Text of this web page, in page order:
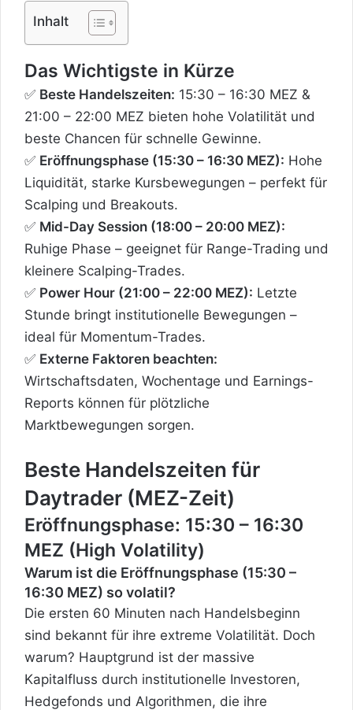
Inhalt
Das Wichtigste in Kürze
✅ Beste Handelszeiten: 15:30 – 16:30 MEZ &
21:00 – 22:00 MEZ bieten hohe Volatilität und
beste Chancen für schnelle Gewinne.
✅ Eröffnungsphase (15:30 – 16:30 MEZ): Hohe
Liquidität, starke Kursbewegungen – perfekt für
Scalping und Breakouts.
✅ Mid-Day Session (18:00 – 20:00 MEZ):
Ruhige Phase – geeignet für Range-Trading und
kleinere Scalping-Trades.
✅ Power Hour (21:00 – 22:00 MEZ): Letzte
Stunde bringt institutionelle Bewegungen –
ideal für Momentum-Trades.
✅ Externe Faktoren beachten:
Wirtschaftsdaten, Wochentage und Earnings-
Reports können für plötzliche
Marktbewegungen sorgen.
Beste Handelszeiten für
Daytrader (MEZ-Zeit)
Eröffnungsphase: 15:30 – 16:30
MEZ (High Volatility)
Warum ist die Eröffnungsphase (15:30 –
16:30 MEZ) so volatil?
Die ersten 60 Minuten nach Handelsbeginn
sind bekannt für ihre extreme Volatilität. Doch
warum? Hauptgrund ist der massive
Kapitalfluss durch institutionelle Investoren,
Hedgefonds und Algorithmen, die ihre